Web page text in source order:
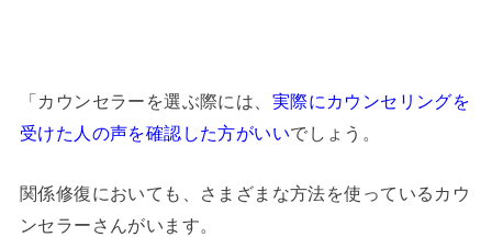
「カウンセラーを選ぶ際には、 実際にカウンセリングを
受けた人の声を確認した方がいいでしょう。
関係修復においても、さまざまな方法を使っているカウ
ンセラーさんがいます。